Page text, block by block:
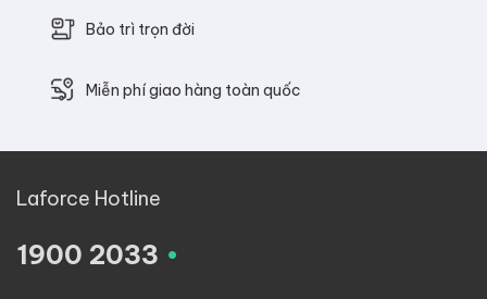
Bảo trì trọn đời
Miễn phí giao hàng toàn quốc
Laforce Hotline
1900 2033 .